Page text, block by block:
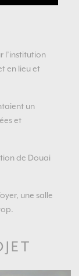
l’institution
en lieu et
un
et
de Douai
une salle